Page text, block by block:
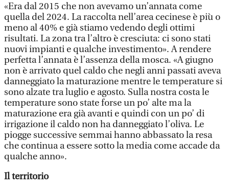
«Era dal 2015 che non avevamo un’annata come
quella del 2024. La raccolta nell’area cecinese è più o
meno al 40% e già stiamo vedendo degli ottimi
risultati. La zona tra l’altro è cresciuta: ci sono stati
nuovi impianti e qualche investimento». A rendere
perfetta l’annata è l’assenza della mosca. «A giugno
non è arrivato quel caldo che negli anni passati aveva
danneggiato la maturazione mentre le temperature si
sono alzate tra luglio e agosto. Sulla nostra costa le
temperature sono state forse un po’ alte ma la
maturazione era già avanti e quindi con un po’ di
irrigazione il caldo non ha danneggiato l’oliva. Le
piogge successive semmai hanno abbassato la resa
che continua a essere sotto la media come accade da
qualche anno».
Il territorio